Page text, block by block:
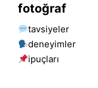
fotoğraf
tavsiyeler
deneyimler
i̇puçları